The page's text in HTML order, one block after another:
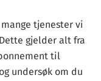
tjenester vi
gjelder alt fra
til
undersøk om du